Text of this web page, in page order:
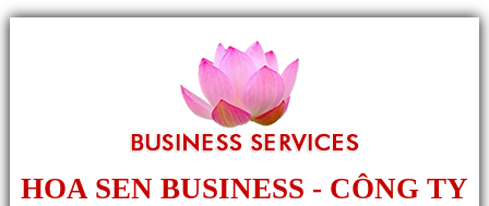
HOA SEN BUSINESS - CÔNG TY